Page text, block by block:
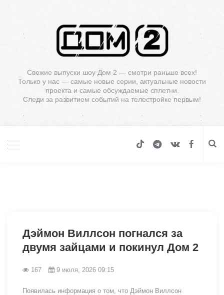
Свежие выпуски шоу Дом 2 — смотри раньше всех!
Только у нас — самые новые серии, актуальные новости
проекта и самые обсуждаемые сплетни.
Следи за развитием событий на телестройке первым!
Дэймон Виллсон погнался за
двумя зайцами и покинул Дом 2
167 9 июля, 2026 09:15
Появилась информация о том, что Дэймон Виллсон